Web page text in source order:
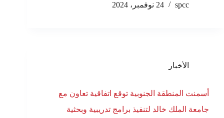
spcc
24 نوفمبر، 2024
الأخبار
أسمنت المنطقة الجنوبية توقع اتفاقية تعاون مع
جامعة الملك خالد لتنفيذ برامج تدريبية وبحثية